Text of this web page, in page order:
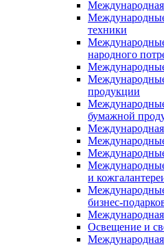
Международная
техники
народного
продукции
бумажной
Международная
и
бизнес-
Освещение и